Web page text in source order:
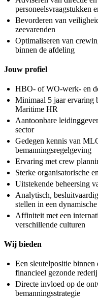
personeelsvraagstukken
Bevorderen van
zeevarenden
Optimaliseren van
binnen de afdeling
Jouw profiel
HBO- of WO-werk- en
Minimaal 5 jaar ervaring
Maritime HR
Aantoonbare
sector
Gedegen kennis van
bemanningsregelgeving
Ervaring met crew
Sterke organisatorische
Uitstekende beheersing
Analytisch,
stellen in een
Affiniteit met een
verschillende culturen
Wij bieden
Een sleutelpositie binnen
financieel gezonde rederij
Directe invloed op de
bemanningsstrategie